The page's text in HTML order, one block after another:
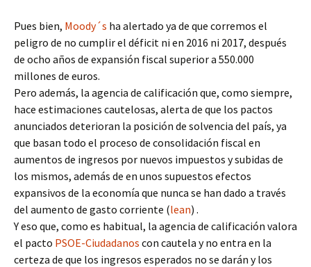
Pues bien, Moody´s ha alertado ya de que corremos el
peligro de no cumplir el déficit ni en 2016 ni 2017, después
de ocho años de expansión fiscal superior a 550.000
millones de euros.
Pero además, la agencia de calificación que, como siempre,
hace estimaciones cautelosas, alerta de que los pactos
anunciados deterioran la posición de solvencia del país, ya
que basan todo el proceso de consolidación fiscal en
aumentos de ingresos por nuevos impuestos y subidas de
los mismos, además de en unos supuestos efectos
expansivos de la economía que nunca se han dado a través
del aumento de gasto corriente (lean) .
Y eso que, como es habitual, la agencia de calificación valora
el pacto PSOE-Ciudadanos con cautela y no entra en la
certeza de que los ingresos esperados no se darán y los